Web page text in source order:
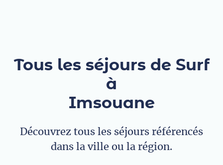
Tous les séjours de Surf
à
Imsouane
Découvrez tous les séjours référencés
dans la ville ou la région.